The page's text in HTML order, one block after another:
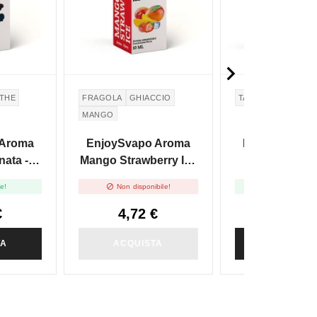
-
FRAGOLA
GHIACCIO
MANGO
EnjoySvapo Aroma
Mango Strawberry Ice
 Non disponibile!
4,72 €
TABACCO
